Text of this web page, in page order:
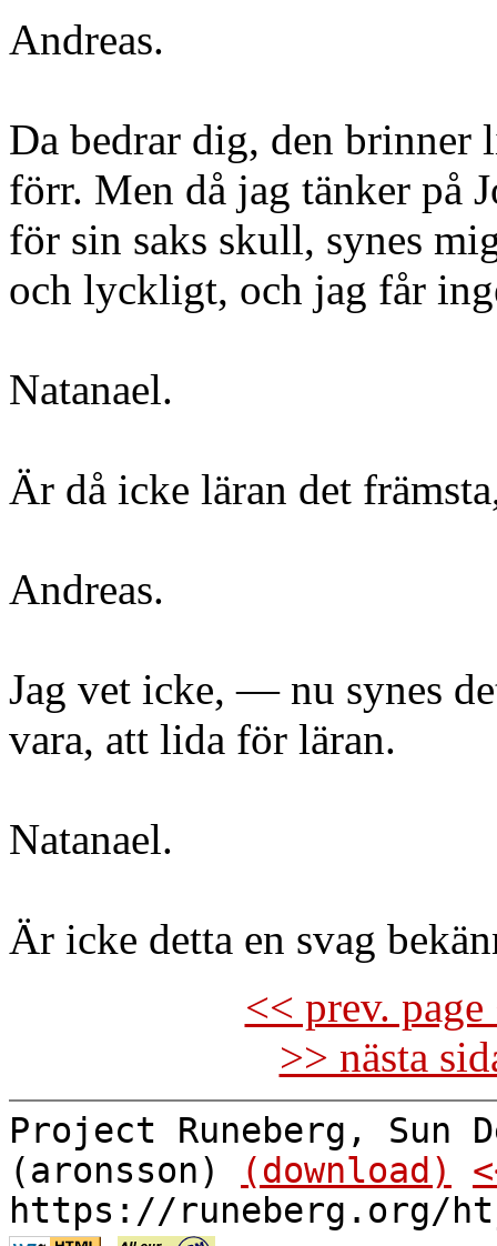
Andreas.
Da bedrar dig, den brinner
förr. Men då jag tänker på
för sin saks skull, synes
och lyckligt, och jag får
Natanael.
Är då icke läran det
Andreas.
Jag vet icke, — nu synes
vara, att lida för läran.
Natanael.
Är icke detta en svag
<< prev.
>> nästa
Project Runeberg, Sun
(aronsson)
(download)
https://runeberg.org/